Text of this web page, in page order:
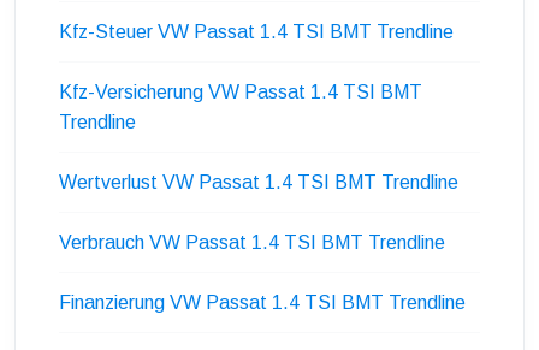
Kfz-Steuer VW Passat 1.4 TSI BMT Trendline
Kfz-Versicherung VW Passat 1.4 TSI BMT
Trendline
Wertverlust VW Passat 1.4 TSI BMT Trendline
Verbrauch VW Passat 1.4 TSI BMT Trendline
Finanzierung VW Passat 1.4 TSI BMT Trendline